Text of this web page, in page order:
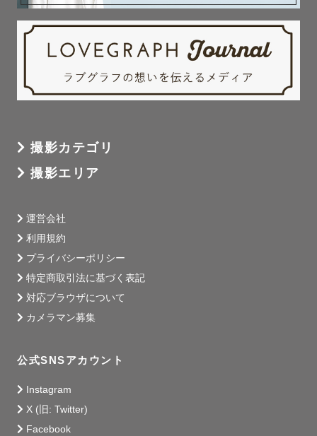
撮影カテゴリ
撮影エリア
運営会社
利用規約
プライバシーポリシー
特定商取引法に基づく表記
対応ブラウザについて
カメラマン募集
公式SNSアカウント
Instagram
X (旧: Twitter)
Facebook